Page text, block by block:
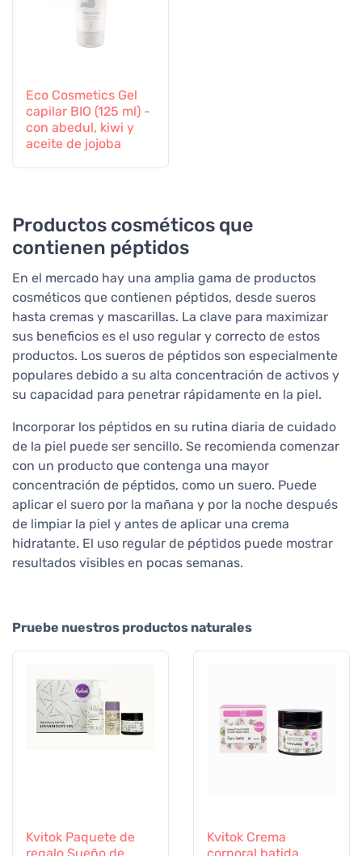
Eco Cosmetics Gel
capilar BIO (125 ml) -
con abedul, kiwi y
aceite de jojoba
Productos cosméticos que
contienen péptidos
En el mercado hay una amplia gama de productos
cosméticos que contienen péptidos, desde sueros
hasta cremas y mascarillas. La clave para maximizar
sus beneficios es el uso regular y correcto de estos
productos. Los sueros de péptidos son especialmente
populares debido a su alta concentración de activos y
su capacidad para penetrar rápidamente en la piel.
Incorporar los péptidos en su rutina diaria de cuidado
de la piel puede ser sencillo. Se recomienda comenzar
con un producto que contenga una mayor
concentración de péptidos, como un suero. Puede
aplicar el suero por la mañana y por la noche después
de limpiar la piel y antes de aplicar una crema
hidratante. El uso regular de péptidos puede mostrar
resultados visibles en pocas semanas.
Pruebe nuestros productos naturales
Kvitok Paquete de
Kvitok Crema